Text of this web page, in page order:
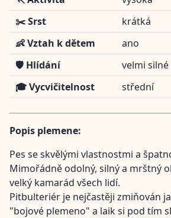
✂️ Srst
krátká
👶 Vztah k dětem
ano
🛡️ Hlídání
velmi silné
🎓 Vycvičitelnost
střední
Popis plemene:
Pes se skvělými vlastnostmi a
Mimořádně odolný, silný a mrštný
velký kamarád všech lidí.
Pitbulteriér je nejčastěji zmiňován
"bojové plemeno" a laik si pod tím